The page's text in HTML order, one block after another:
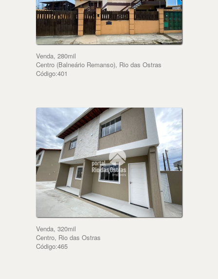
Venda, 280mil
Centro (Balneário Remanso), Rio das Ostras
Código:401
Venda, 320mil
Centro, Rio das Ostras
Código:465